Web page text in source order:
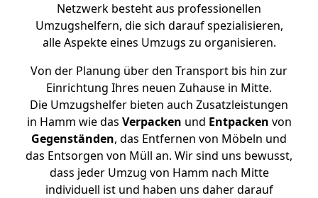
Netzwerk besteht aus professionellen
Umzugshelfern, die sich darauf spezialisieren,
alle Aspekte eines Umzugs zu organisieren.
Von der Planung über den Transport bis hin zur
Einrichtung Ihres neuen Zuhause in Mitte.
Die Umzugshelfer bieten auch Zusatzleistungen
in Hamm wie das Verpacken und Entpacken von
Gegenständen, das Entfernen von Möbeln und
das Entsorgen von Müll an. Wir sind uns bewusst,
dass jeder Umzug von Hamm nach Mitte
individuell ist und haben uns daher darauf